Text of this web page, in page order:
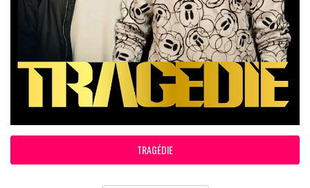
TRAGÉDIE